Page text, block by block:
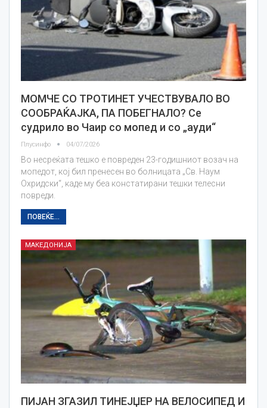
МОМЧЕ СО ТРОТИНЕТ УЧЕСТВУВАЛО ВО
СООБРАЌАЈКА, ПА ПОБЕГНАЛО? Се
судрило во Чаир со мопед и со „ауди“
Плусинфо 04/07/2026
Во несреќата тешко е повреден 23-годишниот возач на
мопедот, кој бил пренесен во болницата „Св. Наум
Охридски“, каде му беа констатирани тешки телесни
повреди.
ПОВЕЌЕ...
МАКЕДОНИЈА
ПИЈАН ЗГАЗИЛ ТИНЕЈЏЕР НА ВЕЛОСИПЕД И